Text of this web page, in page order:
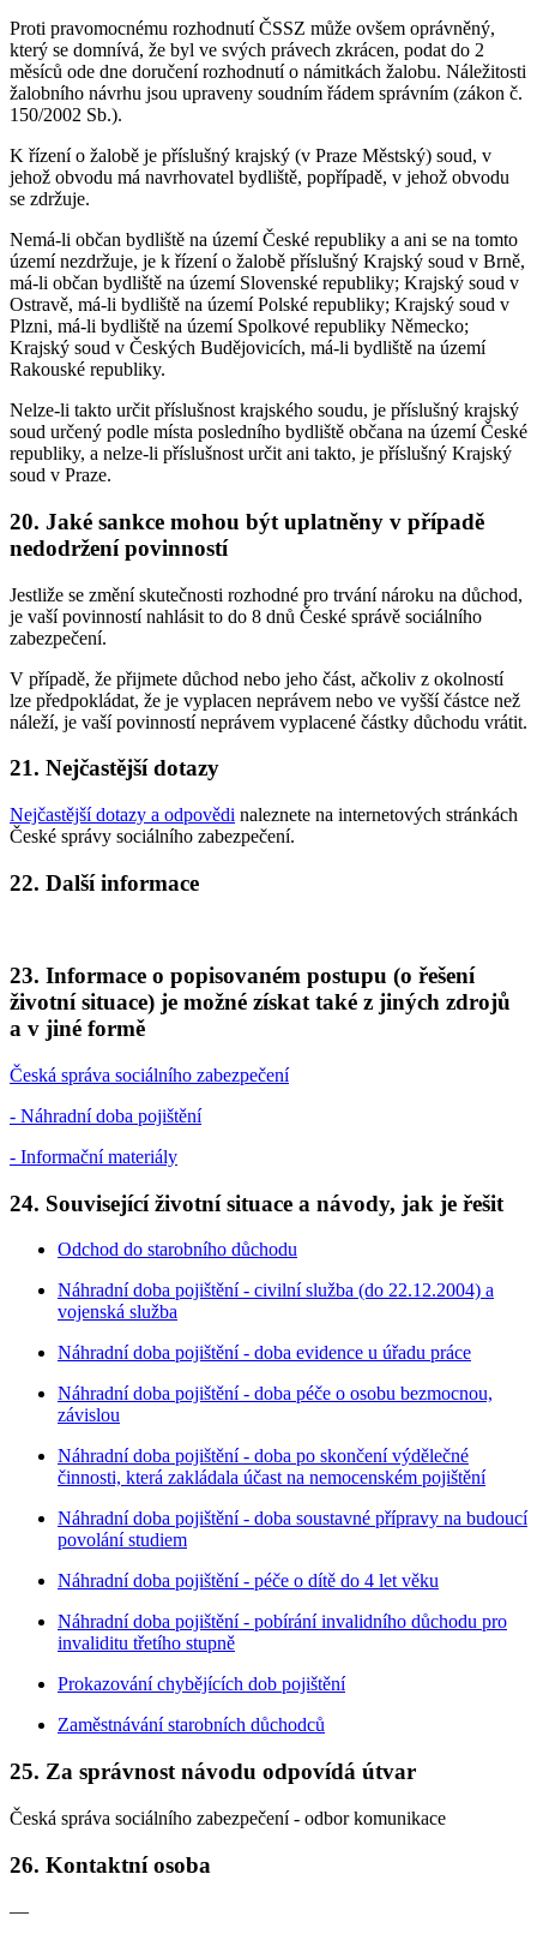
Proti pravomocnému rozhodnutí ČSSZ může ovšem oprávněný,
který se domnívá, že byl ve svých právech zkrácen, podat do 2
měsíců ode dne doručení rozhodnutí o námitkách žalobu. Náležitosti
žalobního návrhu jsou upraveny soudním řádem správním (zákon č.
150/2002 Sb.).
K řízení o žalobě je příslušný krajský (v Praze Městský) soud, v
jehož obvodu má navrhovatel bydliště, popřípadě, v jehož obvodu
se zdržuje.
Nemá-li občan bydliště na území České republiky a ani se na tomto
území nezdržuje, je k řízení o žalobě příslušný Krajský soud v Brně,
má-li občan bydliště na území Slovenské republiky; Krajský soud v
Ostravě, má-li bydliště na území Polské republiky; Krajský soud v
Plzni, má-li bydliště na území Spolkové republiky Německo;
Krajský soud v Českých Budějovicích, má-li bydliště na území
Rakouské republiky.
Nelze-li takto určit příslušnost krajského soudu, je příslušný krajský
soud určený podle místa posledního bydliště občana na území České
republiky, a nelze-li příslušnost určit ani takto, je příslušný Krajský
soud v Praze.
20. Jaké sankce mohou být uplatněny v případě
nedodržení povinností
Jestliže se změní skutečnosti rozhodné pro trvání nároku na důchod,
je vaší povinností nahlásit to do 8 dnů České správě sociálního
zabezpečení.
V případě, že přijmete důchod nebo jeho část, ačkoliv z okolností
lze předpokládat, že je vyplacen neprávem nebo ve vyšší částce než
náleží, je vaší povinností neprávem vyplacené částky důchodu vrátit.
21. Nejčastější dotazy
Nejčastější dotazy a odpovědi naleznete na internetových stránkách
České správy sociálního zabezpečení.
22. Další informace
23. Informace o popisovaném postupu (o řešení
životní situace) je možné získat také z jiných zdrojů
a v jiné formě
Česká správa sociálního zabezpečení
- Náhradní doba pojištění
- Informační materiály
24. Související životní situace a návody, jak je řešit
Odchod do starobního důchodu
Náhradní doba pojištění - civilní služba (do 22.12.2004) a
vojenská služba
Náhradní doba pojištění - doba evidence u úřadu práce
Náhradní doba pojištění - doba péče o osobu bezmocnou,
závislou
Náhradní doba pojištění - doba po skončení výdělečné
činnosti, která zakládala účast na nemocenském pojištění
Náhradní doba pojištění - doba soustavné přípravy na budoucí
povolání studiem
Náhradní doba pojištění - péče o dítě do 4 let věku
Náhradní doba pojištění - pobírání invalidního důchodu pro
invaliditu třetího stupně
Prokazování chybějících dob pojištění
Zaměstnávání starobních důchodců
25. Za správnost návodu odpovídá útvar
Česká správa sociálního zabezpečení - odbor komunikace
26. Kontaktní osoba
—